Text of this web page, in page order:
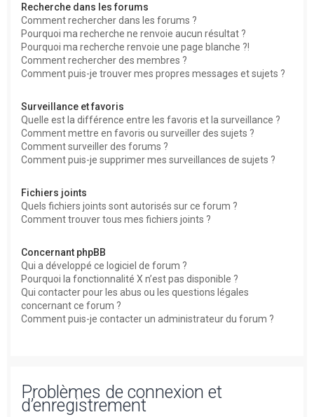
Recherche dans les forums
Comment rechercher dans les forums ?
Pourquoi ma recherche ne renvoie aucun résultat ?
Pourquoi ma recherche renvoie une page blanche ?!
Comment rechercher des membres ?
Comment puis-je trouver mes propres messages et sujets ?
Surveillance et favoris
Quelle est la différence entre les favoris et la surveillance ?
Comment mettre en favoris ou surveiller des sujets ?
Comment surveiller des forums ?
Comment puis-je supprimer mes surveillances de sujets ?
Fichiers joints
Quels fichiers joints sont autorisés sur ce forum ?
Comment trouver tous mes fichiers joints ?
Concernant phpBB
Qui a développé ce logiciel de forum ?
Pourquoi la fonctionnalité X n’est pas disponible ?
Qui contacter pour les abus ou les questions légales
concernant ce forum ?
Comment puis-je contacter un administrateur du forum ?
Problèmes de connexion et
d’enregistrement